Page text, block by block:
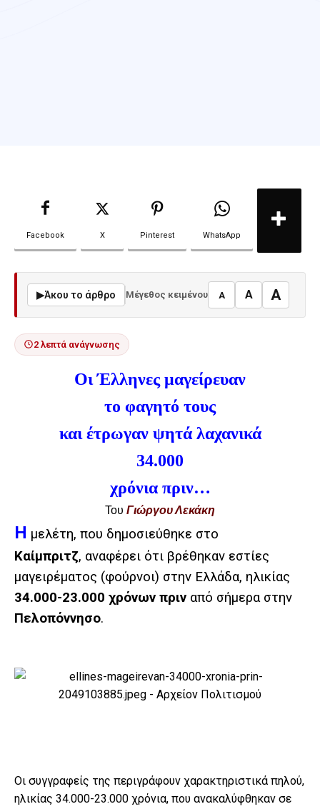
Facebook X Pinterest WhatsApp
▶Άκου το άρθρο Μέγεθος κειμένου A A A
2 λεπτά ανάγνωσης
Οι Έλληνες μαγείρευαν
το φαγητό τους
και έτρωγαν ψητά λαχανικά
34.000
χρόνια πριν…
Του Γιώργου Λεκάκη
Η μελέτη, που δημοσιεύθηκε στο
Καίμπριτζ, αναφέρει ότι βρέθηκαν εστίες
μαγειρέματος (φούρνοι) στην Ελλάδα, ηλικίας
34.000-23.000 χρόνων πριν από σήμερα στην
Πελοπόννησο.
Οι συγγραφείς της περιγράφουν χαρακτηριστικά πηλού,
ηλικίας 34.000-23.000 χρόνια, που ανακαλύφθηκαν σε